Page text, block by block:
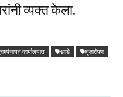
व्यक्त केला.
कार्यालयात झाडे वृक्षारोपण